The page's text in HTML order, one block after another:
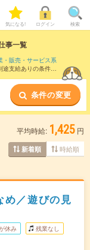
気になる! ログイン 検索
事一覧
・販売・サービス系
途支給ありの条件の
条件の変更
平均時給: 1,425 円
新着順 時給順
め／遊びの見
休み 残業なし